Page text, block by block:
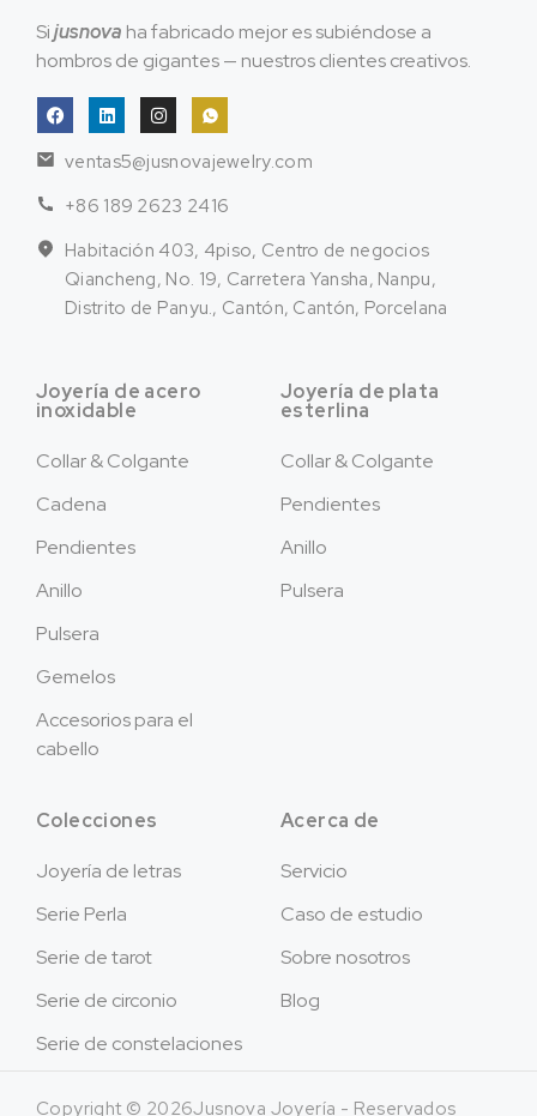
Sijusnova ha fabricado mejor es subiéndose a
hombros de gigantes — nuestros clientes creativos.
ventas5@jusnovajewelry.com
+86 189 2623 2416
Habitación 403, 4piso, Centro de negocios
Qiancheng, No. 19, Carretera Yansha, Nanpu,
Distrito de Panyu., Cantón, Cantón, Porcelana
Joyería de acero
inoxidable
Collar & Colgante
Cadena
Pendientes
Anillo
Pulsera
Gemelos
Accesorios para el
cabello
Joyería de plata
esterlina
Collar & Colgante
Pendientes
Anillo
Pulsera
Colecciones
Joyería de letras
Serie Perla
Serie de tarot
Serie de circonio
Serie de constelaciones
Acerca de
Servicio
Caso de estudio
Sobre nosotros
Blog
Copyright © 2026Jusnova Joyería - Reservados